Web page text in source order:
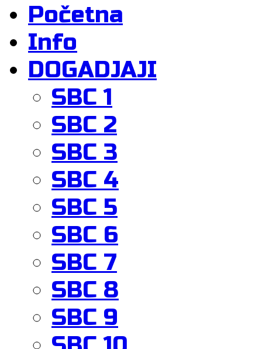
Početna
Info
DOGADJAJI
SBC 1
SBC 2
SBC 3
SBC 4
SBC 5
SBC 6
SBC 7
SBC 8
SBC 9